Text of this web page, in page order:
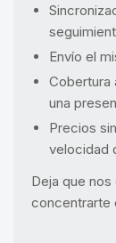
Envío el
Cobertura
una
Precios
velocidad
Deja que
concentrarte